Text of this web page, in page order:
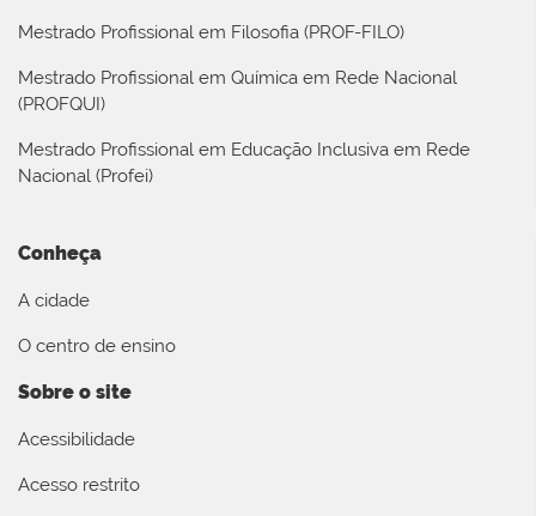
Mestrado Profissional em Filosofia (PROF-FILO)
Mestrado Profissional em Química em Rede Nacional
(PROFQUI)
Mestrado Profissional em Educação Inclusiva em Rede
Nacional (Profei)
Conheça
A cidade
O centro de ensino
Sobre o site
Acessibilidade
Acesso restrito